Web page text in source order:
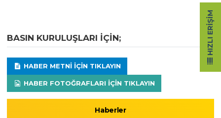
BASIN KURULUŞLARI IÇIN;
HABER METNI IÇIN TIKLAYIN
HABER FOTOĞRAFLARI IÇIN TIKLAYIN
Haberler
HIZLI ERIŞIM